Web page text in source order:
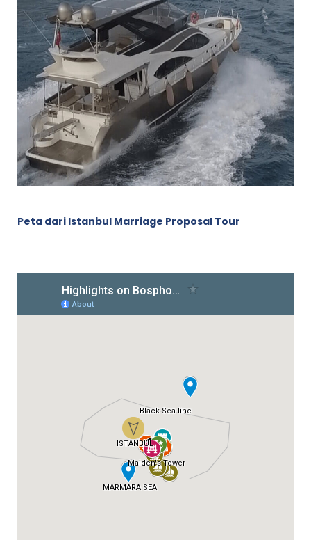
Peta dari Istanbul Marriage Proposal Tour